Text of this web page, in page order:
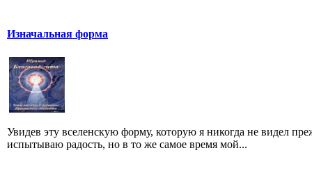
Изначальная форма
Увидев эту вселенскую форму, которую я никогда не видел
испытываю радость, но в то же самое время мой...